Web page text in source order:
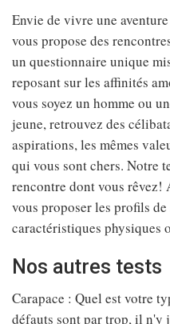
Envie de vivre une
vous propose des
un questionnaire unique
reposant sur les affinités
vous soyez un homme ou
jeune, retrouvez des
aspirations, les mêmes
qui vous sont chers. Notre
rencontre dont vous rêvez!
vous proposer les profils
caractéristiques physiques
Nos autres tests
Carapace : Quel est votre
défauts sont par trop, il n'y